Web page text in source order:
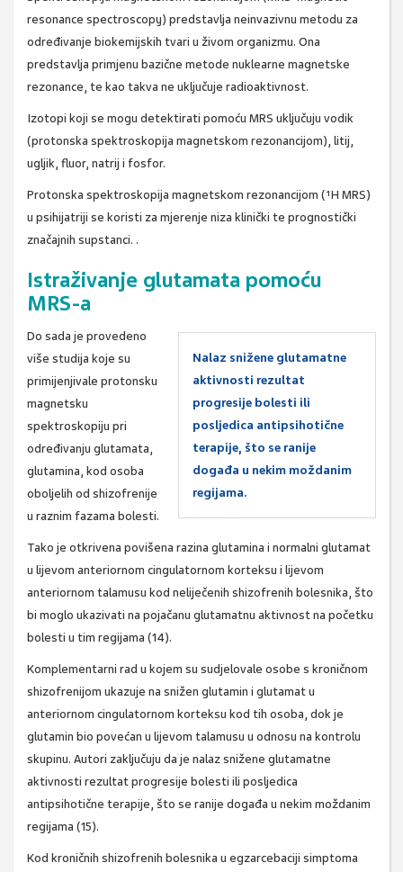
resonance spectroscopy) predstavlja neinvazivnu metodu za
određivanje biokemijskih tvari u živom organizmu. Ona
predstavlja primjenu bazične metode nuklearne magnetske
rezonance, te kao takva ne uključuje radioaktivnost.
Izotopi koji se mogu detektirati pomoću MRS uključuju vodik
(protonska spektroskopija magnetskom rezonancijom), litij,
ugljik, fluor, natrij i fosfor.
Protonska spektroskopija magnetskom rezonancijom (¹H MRS)
u psihijatriji se koristi za mjerenje niza klinički te prognostički
značajnih supstanci. .
Istraživanje glutamata pomoću
MRS-a
Nalaz snižene glutamatne
aktivnosti rezultat
progresije bolesti ili
posljedica antipsihotične
terapije, što se ranije
događa u nekim moždanim
regijama.
Do sada je provedeno
više studija koje su
primijenjivale protonsku
magnetsku
spektroskopiju pri
određivanju glutamata,
glutamina, kod osoba
oboljelih od shizofrenije
u raznim fazama bolesti.
Tako je otkrivena povišena razina glutamina i normalni glutamat
u lijevom anteriornom cingulatornom korteksu i lijevom
anteriornom talamusu kod neliječenih shizofrenih bolesnika, što
bi moglo ukazivati na pojačanu glutamatnu aktivnost na početku
bolesti u tim regijama (14).
Komplementarni rad u kojem su sudjelovale osobe s kroničnom
shizofrenijom ukazuje na snižen glutamin i glutamat u
anteriornom cingulatornom korteksu kod tih osoba, dok je
glutamin bio povećan u lijevom talamusu u odnosu na kontrolu
skupinu. Autori zaključuju da je nalaz snižene glutamatne
aktivnosti rezultat progresije bolesti ili posljedica
antipsihotične terapije, što se ranije događa u nekim moždanim
regijama (15).
Kod kroničnih shizofrenih bolesnika u egzarcebaciji simptoma